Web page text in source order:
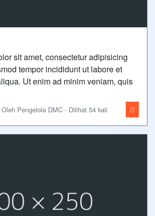
sit amet, consectetur adipisicing
tempor incididunt ut labore et
Ut enim ad minim veniam, quis
Pengelola DMC - Dilihat 54 kali